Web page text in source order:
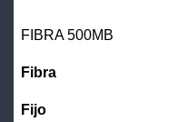
FIBRA500MB